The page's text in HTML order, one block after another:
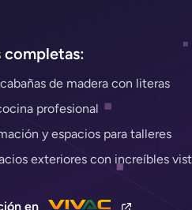
completas:
de madera con literas
profesional
y espacios para talleres
exteriores con increíbles
en